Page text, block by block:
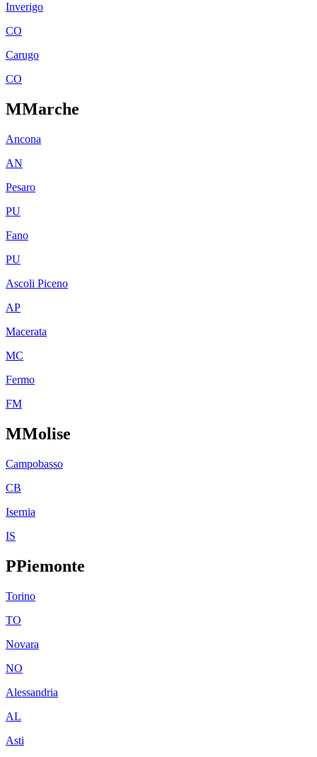
Inverigo
CO
Carugo
CO
MMarche
Ancona
AN
Pesaro
PU
Fano
PU
Ascoli Piceno
AP
Macerata
MC
Fermo
FM
MMolise
Campobasso
CB
Isernia
IS
PPiemonte
Torino
TO
Novara
NO
Alessandria
AL
Asti